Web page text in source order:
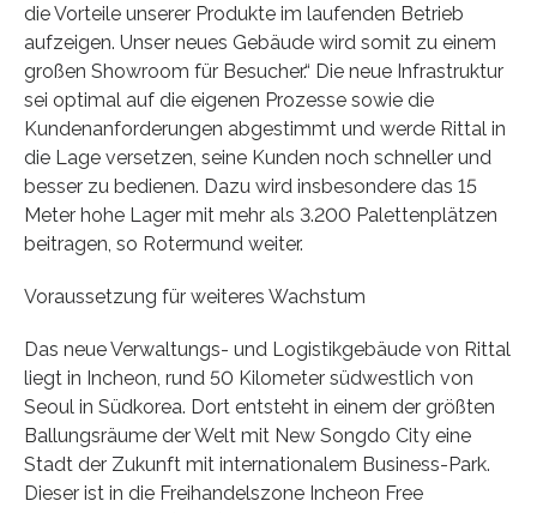
die Vorteile unserer Produkte im laufenden Betrieb
aufzeigen. Unser neues Gebäude wird somit zu einem
großen Showroom für Besucher.“ Die neue Infrastruktur
sei optimal auf die eigenen Prozesse sowie die
Kundenanforderungen abgestimmt und werde Rittal in
die Lage versetzen, seine Kunden noch schneller und
besser zu bedienen. Dazu wird insbesondere das 15
Meter hohe Lager mit mehr als 3.200 Palettenplätzen
beitragen, so Rotermund weiter.
Voraussetzung für weiteres Wachstum
Das neue Verwaltungs- und Logistikgebäude von Rittal
liegt in Incheon, rund 50 Kilometer südwestlich von
Seoul in Südkorea. Dort entsteht in einem der größten
Ballungsräume der Welt mit New Songdo City eine
Stadt der Zukunft mit internationalem Business-Park.
Dieser ist in die Freihandelszone Incheon Free